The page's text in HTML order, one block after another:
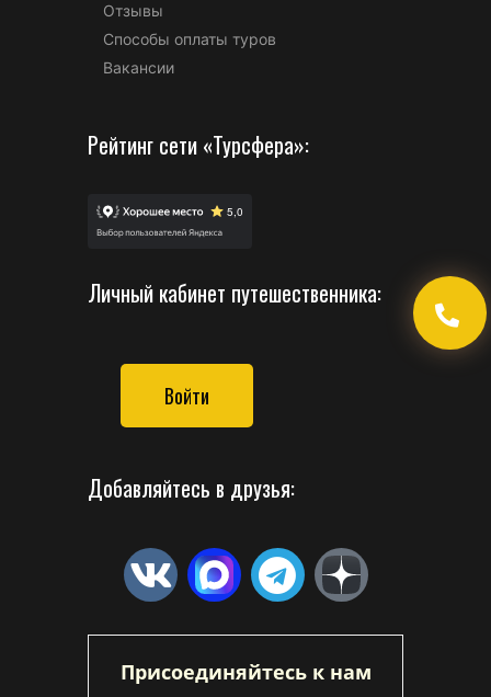
Отзывы
Способы оплаты туров
Вакансии
Рейтинг сети «Турсфера»:
Личный кабинет путешественника:
Войти
Добавляйтесь в друзья:
Присоединяйтесь к нам